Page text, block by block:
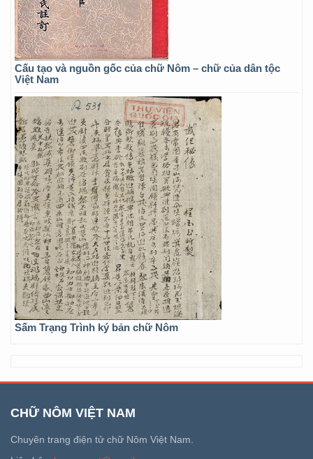
Cấu tạo và nguồn gốc của chữ Nôm – chữ của dân tộc
Việt Nam
Sấm Trạng Trình ký bản chữ Nôm
CHỮ NÔM VIỆT NAM
Chuyên trang điện tử chữ Nôm Việt Nam.